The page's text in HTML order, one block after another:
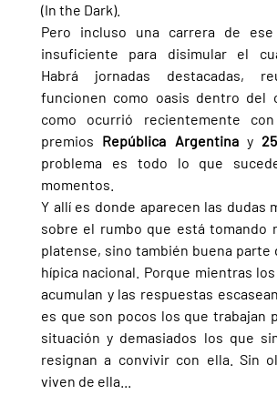
(In the Dark).
Pero incluso una carrera de
insuficiente para disimular el
Habrá jornadas destacadas,
funcionen como oasis dentro del
como ocurrió recientemente
premios República Argentina y
problema es todo lo que
momentos.
Y allí es donde aparecen las dudas
sobre el rumbo que está tomando
platense, sino también buena parte
hípica nacional. Porque mientras
acumulan y las respuestas
es que son pocos los que trabajan
situación y demasiados los que
resignan a convivir con ella. Sin
viven de ella...